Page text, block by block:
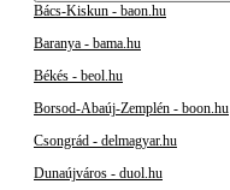
Bács-Kiskun - baon.hu
Baranya - bama.hu
Békés - beol.hu
Borsod-Abaúj-Zemplén - boon.hu
Csongrád - delmagyar.hu
Dunaújváros - duol.hu